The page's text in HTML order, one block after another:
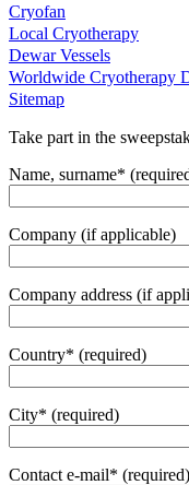
Cryofan
Local Cryotherapy
Dewar Vessels
Worldwide Cryotherapy
Sitemap
Take part in the
Name, surname*
Company (if applicable)
Company address (if
Country* (required)
City* (required)
Contact e-mail* (required)